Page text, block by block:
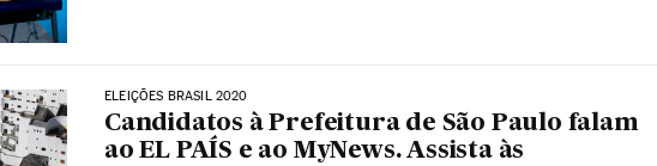
ELEIÇÕES BRASIL 2020
Candidatos à Prefeitura de São Paulo falam
ao EL PAÍS e ao MyNews. Assista às